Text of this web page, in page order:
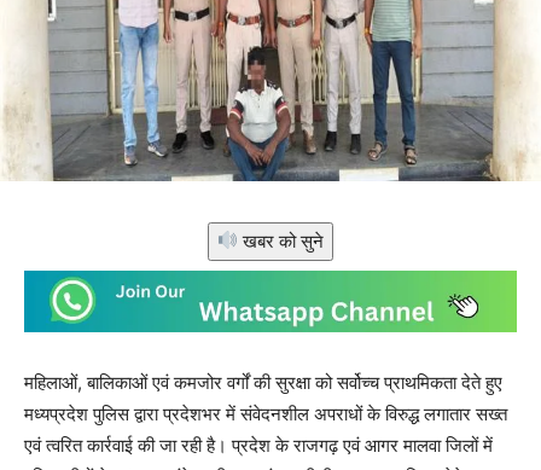
खबर को सुने
महिलाओं, बालिकाओं एवं कमजोर वर्गों की सुरक्षा को सर्वोच्च प्राथमिकता देते हुए
मध्यप्रदेश पुलिस द्वारा प्रदेशभर में संवेदनशील अपराधों के विरुद्ध लगातार सख्त
एवं त्वरित कार्रवाई की जा रही है। प्रदेश के राजगढ़ एवं आगर मालवा जिलों में